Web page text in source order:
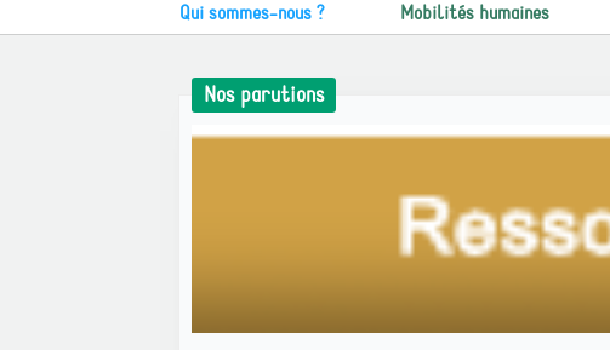
Qui sommes-nous ? Mobilités humaines
Nos parutions